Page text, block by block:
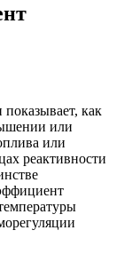
как
или
или
реактивности